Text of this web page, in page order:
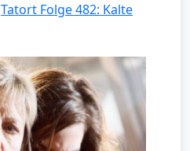
Tatort Folge 482: Kalte